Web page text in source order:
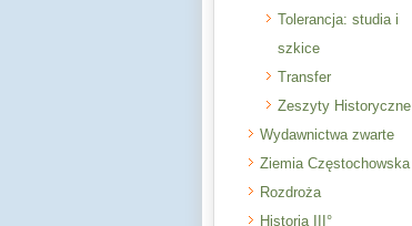
Tolerancja: studia i
szkice
Transfer
Zeszyty Historyczne
Wydawnictwa zwarte
Ziemia Częstochowska
Rozdroża
Historia III°